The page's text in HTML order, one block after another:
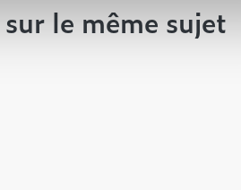
le même sujet